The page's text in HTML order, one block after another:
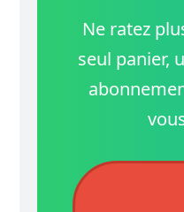
Ne ratez
seul panier,